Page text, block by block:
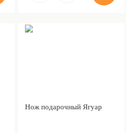
Нож подарочный Ягуар